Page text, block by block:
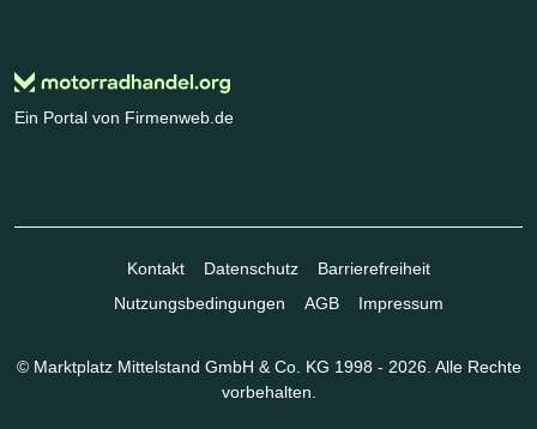
Ein Portal von Firmenweb.de
Kontakt Datenschutz
Barrierefreiheit
Nutzungsbedingungen
AGB Impressum
© Marktplatz Mittelstand GmbH & Co. KG 1998 - 2026. Alle Rechte
vorbehalten.